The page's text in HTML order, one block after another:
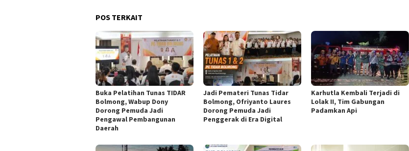
POS TERKAIT
Buka Pelatihan Tunas TIDAR
Bolmong, Wabup Dony
Dorong Pemuda Jadi
Pengawal Pembangunan
Daerah
Jadi Pemateri Tunas Tidar
Bolmong, Ofriyanto Laures
Dorong Pemuda Jadi
Penggerak di Era Digital
Karhutla Kembali Terjadi di
Lolak II, Tim Gabungan
Padamkan Api